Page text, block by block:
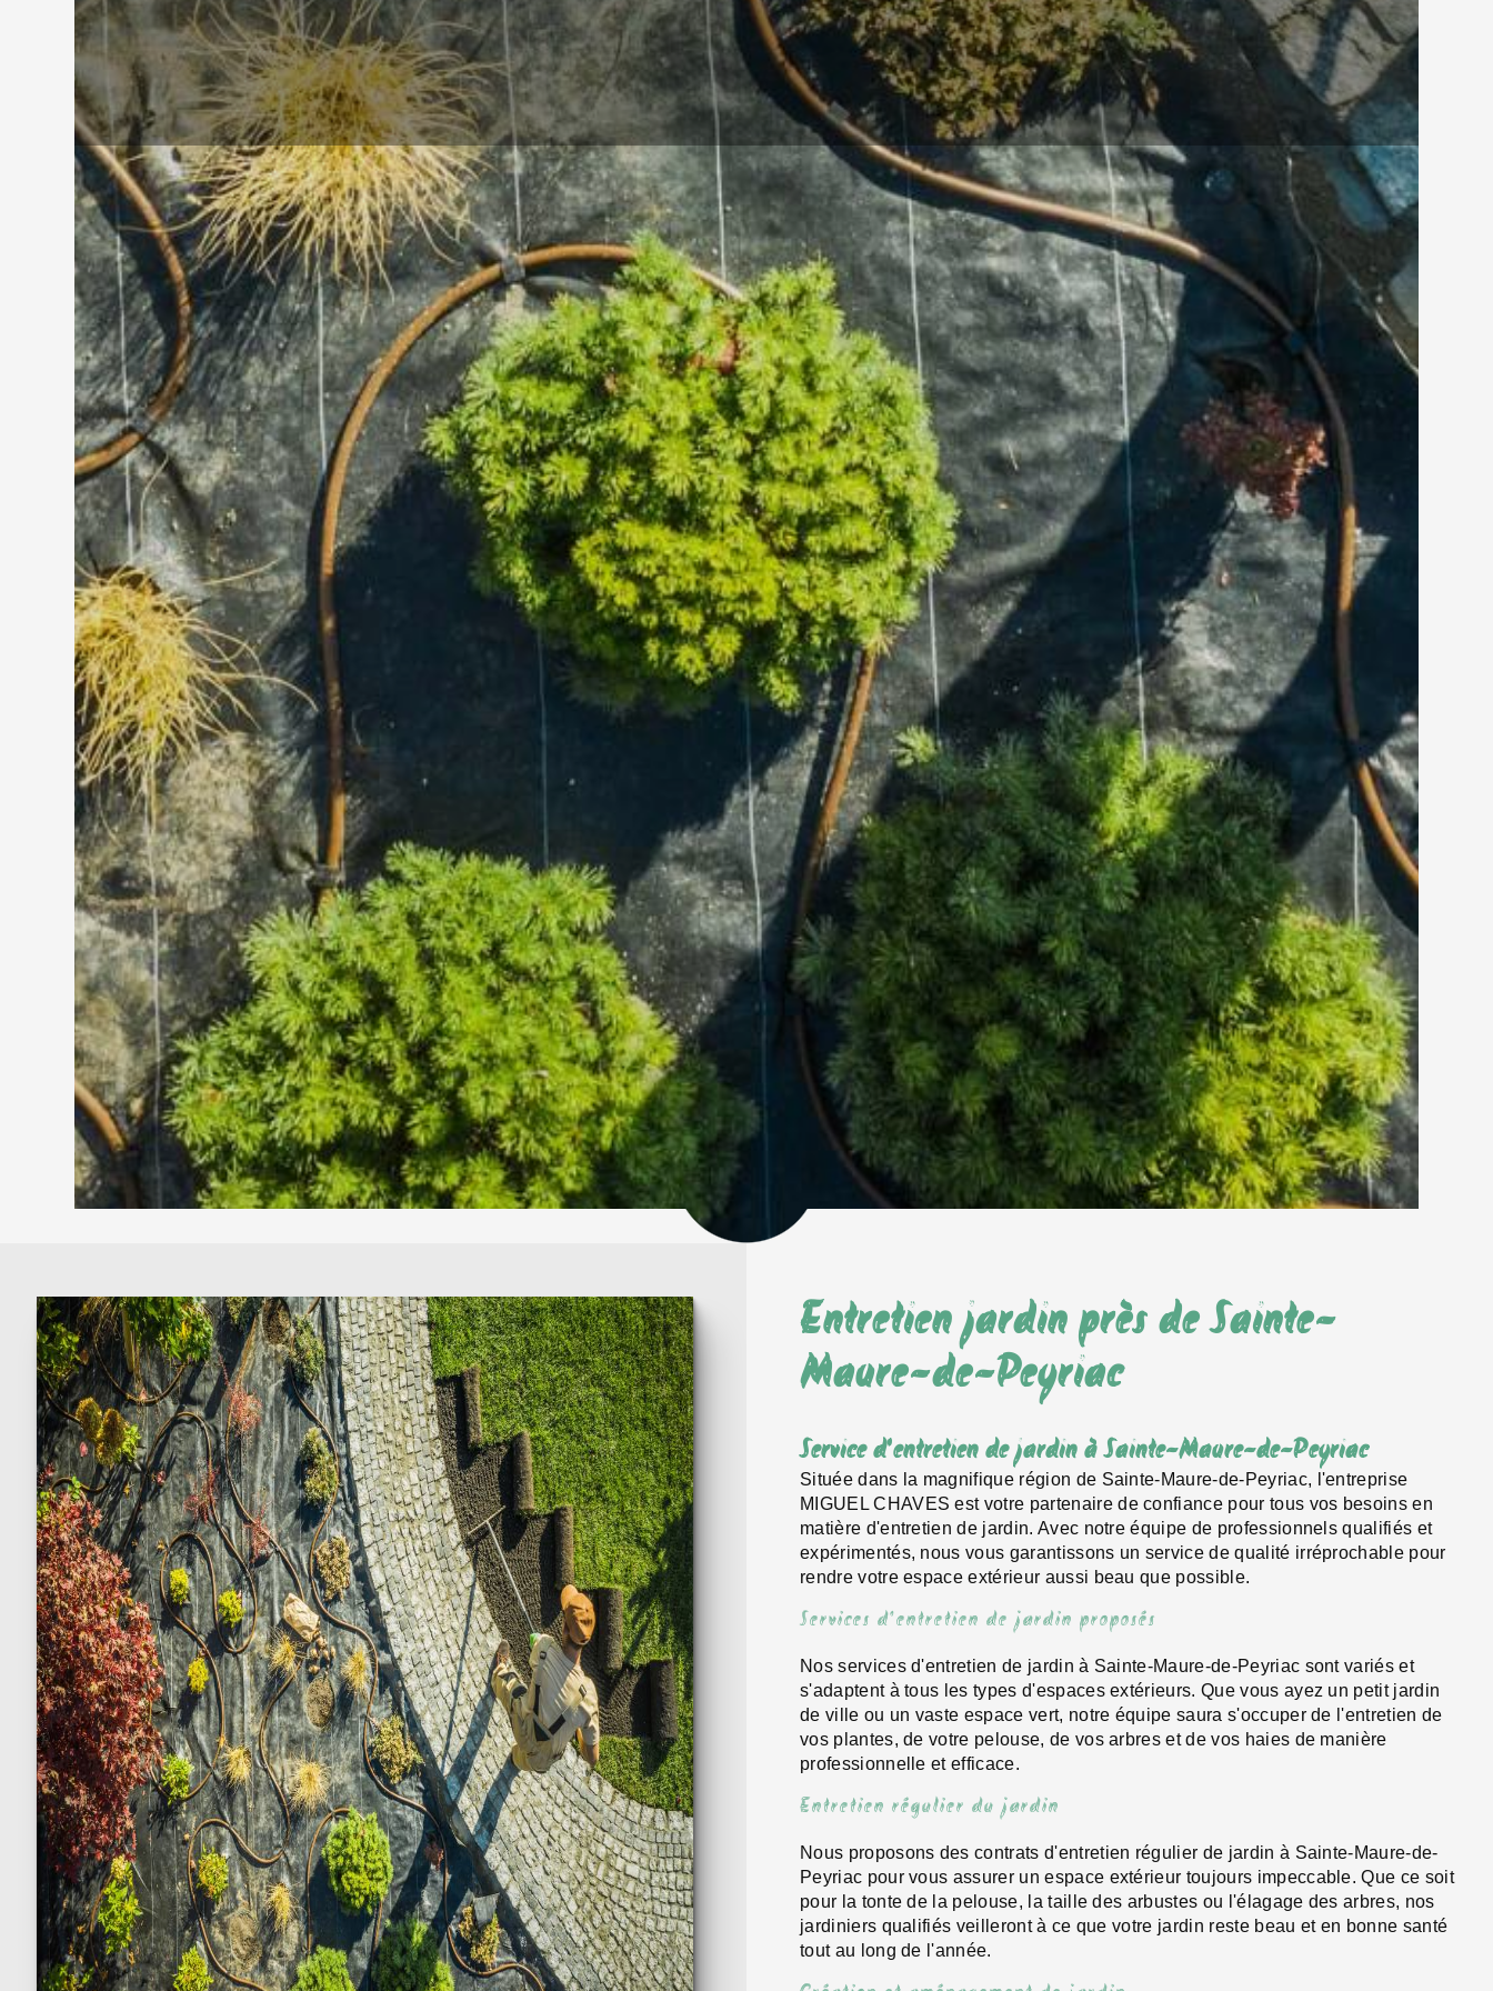
Entretien jardin près de Sainte-
Maure-de-Peyriac
Service d'entretien de jardin à Sainte-Maure-de-Peyriac
Située dans la magnifique région de Sainte-Maure-de-Peyriac, l'entreprise
MIGUEL CHAVES est votre partenaire de confiance pour tous vos besoins en
matière d'entretien de jardin. Avec notre équipe de professionnels qualifiés et
expérimentés, nous vous garantissons un service de qualité irréprochable pour
rendre votre espace extérieur aussi beau que possible.
Services d'entretien de jardin proposés
Nos services d'entretien de jardin à Sainte-Maure-de-Peyriac sont variés et
s'adaptent à tous les types d'espaces extérieurs. Que vous ayez un petit jardin
de ville ou un vaste espace vert, notre équipe saura s'occuper de l'entretien de
vos plantes, de votre pelouse, de vos arbres et de vos haies de manière
professionnelle et efficace.
Entretien régulier du jardin
Nous proposons des contrats d'entretien régulier de jardin à Sainte-Maure-de-
Peyriac pour vous assurer un espace extérieur toujours impeccable. Que ce soit
pour la tonte de la pelouse, la taille des arbustes ou l'élagage des arbres, nos
jardiniers qualifiés veilleront à ce que votre jardin reste beau et en bonne santé
tout au long de l'année.